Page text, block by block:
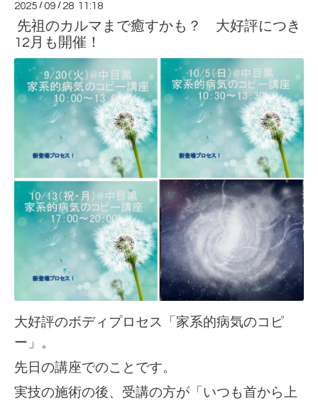
2025 /09 / 28 11:18
先祖のカルマまで癒すかも？ 大好評につき
12月も開催！
大好評のボディプロセス「家系的病気のコピ
ー」。
先日の講座でのことです。
実技の施術の後、受講の方が「いつも首から上